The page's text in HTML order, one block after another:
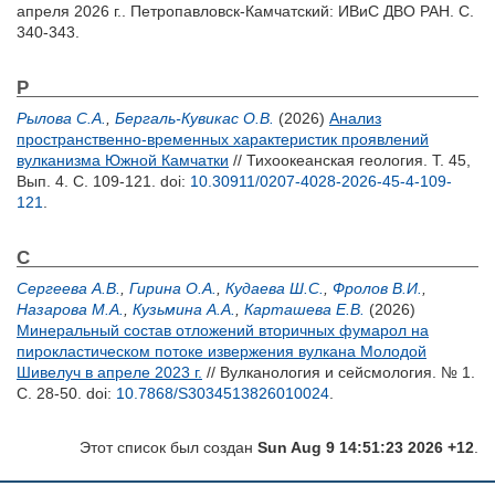
апреля 2026 г.. Петропавловск-Камчатский: ИВиС ДВО РАН. С.
340-343.
Р
Рылова С.А. Бергаль-Кувикас О.В. (2026) Анализ
пространственно-временных характеристик проявлений
вулканизма Южной Камчатки // Тихоокеанская геология. Т. 45,
Вып. 4. С. 109-121. doi: 10.30911/0207-4028-2026-45-4-109-
121
С
Сергеева А.В. Гирина О.А. Кудаева Ш.С. Фролов В.И.
Назарова М.А.
Кузьмина А.А. Карташева Е.В. (2026)
Минеральный состав отложений вторичных фумарол на
пирокластическом потоке извержения вулкана Молодой
Шивелуч в апреле 2023 г. // Вулканология и сейсмология. № 1.
С. 28-50. doi: 10.7868/S3034513826010024
Этот список был создан Sun Aug 9 14:51:23 2026 +12